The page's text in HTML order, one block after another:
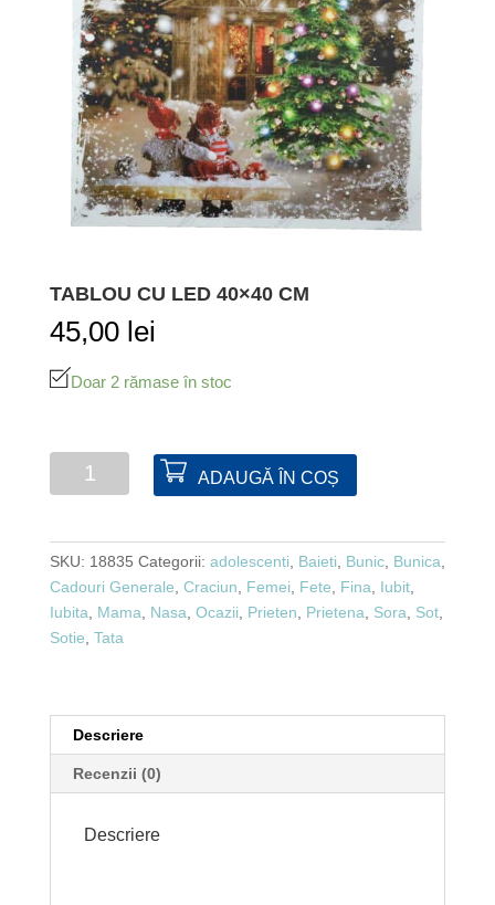
TABLOU CU LED 40×40 CM
45,00 lei
Doar 2 rămase în stoc
Cantitate
LED
40x40
cm
ADAUGĂ ÎN COȘ
SKU: 18835 Categorii: adolescenti Baieti Bunic, Bunica
Cadouri Generale Craciun Femei Fete Fina Iubit,
Iubita
Mama Nasa Ocazii Prieten Prietena Sora Sot,
Sotie Tata
Descriere
Recenzii (0)
Descriere